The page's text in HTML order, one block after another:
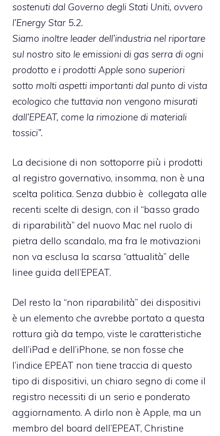
sostenuti dal Governo degli Stati Uniti, ovvero
l’Energy Star 5.2.
Siamo inoltre leader dell’industria nel riportare
sul nostro sito le emissioni di gas serra di ogni
prodotto e i prodotti Apple sono superiori
sotto molti aspetti importanti dal punto di vista
ecologico che tuttavia non vengono misurati
dall’EPEAT, come la rimozione di materiali
tossici”.
La decisione di non sottoporre più i prodotti
al registro governativo, insomma, non è una
scelta politica. Senza dubbio è collegata alle
recenti scelte di design, con il “basso grado
di riparabilità” del nuovo Mac nel ruolo di
pietra dello scandalo, ma fra le motivazioni
non va esclusa la scarsa “attualità” delle
linee guida dell’EPEAT.
Del resto la “non riparabilità” dei dispositivi
è un elemento che avrebbe portato a questa
rottura già da tempo, viste le caratteristiche
dell’iPad e dell’iPhone, se non fosse che
l’indice EPEAT non tiene traccia di questo
tipo di dispositivi, un chiaro segno di come il
registro necessiti di un serio e ponderato
aggiornamento. A dirlo non è Apple, ma un
membro del board dell’EPEAT, Christine